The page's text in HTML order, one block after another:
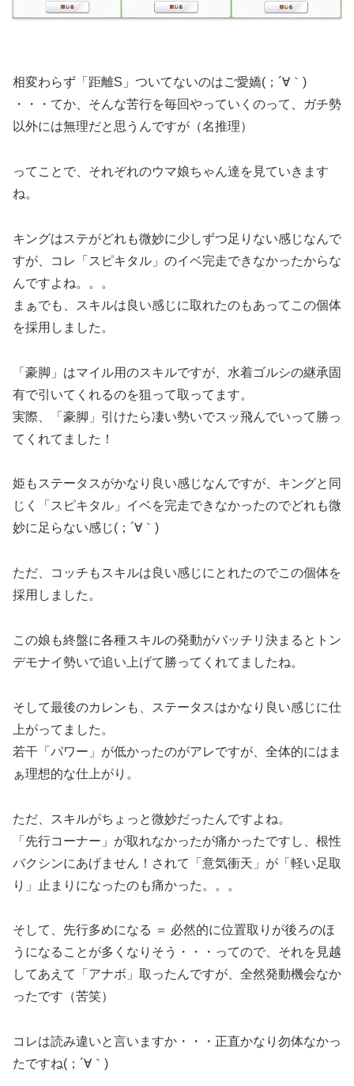
相変わらず「距離S」ついてないのはご愛嬌(；´∀｀)
・・・てか、そんな苦行を毎回やっていくのって、ガチ勢
以外には無理だと思うんですが（名推理）
ってことで、それぞれのウマ娘ちゃん達を見ていきます
ね。
キングはステがどれも微妙に少しずつ足りない感じなんで
すが、コレ「スピキタル」のイベ完走できなかったからな
んですよね。。。
まぁでも、スキルは良い感じに取れたのもあってこの個体
を採用しました。
「豪脚」はマイル用のスキルですが、水着ゴルシの継承固
有で引いてくれるのを狙って取ってます。
実際、「豪脚」引けたら凄い勢いでスッ飛んでいって勝っ
てくれてました！
姫もステータスがかなり良い感じなんですが、キングと同
じく「スピキタル」イベを完走できなかったのでどれも微
妙に足らない感じ(；´∀｀)
ただ、コッチもスキルは良い感じにとれたのでこの個体を
採用しました。
この娘も終盤に各種スキルの発動がバッチリ決まるとトン
デモナイ勢いで追い上げて勝ってくれてましたね。
そして最後のカレンも、ステータスはかなり良い感じに仕
上がってました。
若干「パワー」が低かったのがアレですが、全体的にはま
ぁ理想的な仕上がり。
ただ、スキルがちょっと微妙だったんですよね。
「先行コーナー」が取れなかったが痛かったですし、根性
バクシンにあげません！されて「意気衝天」が「軽い足取
り」止まりになったのも痛かった。。。
そして、先行多めになる ＝ 必然的に位置取りが後ろのほ
うになることが多くなりそう・・・ってので、それを見越
してあえて「アナボ」取ったんですが、全然発動機会なか
ったです（苦笑）
コレは読み違いと言いますか・・・正直かなり勿体なかっ
たですね(；´∀｀)